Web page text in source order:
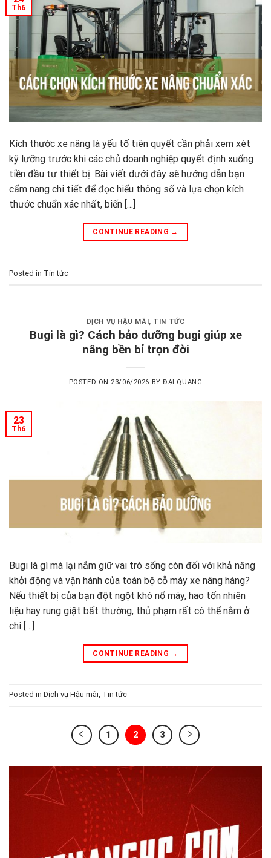
Th6
Kích thước xe nâng là yếu tố tiên quyết cần phải xem xét
kỹ lưỡng trước khi các chủ doanh nghiệp quyết định xuống
tiền đầu tư thiết bị. Bài viết dưới đây sẽ hướng dẫn bạn
cẩm nang chi tiết để đọc hiểu thông số và lựa chọn kích
thước chuẩn xác nhất, biến […]
CONTINUE READING →
Posted in Tin tức
DỊCH VỤ HẬU MÃI TIN TỨC
Bugi là gì? Cách bảo dưỡng bugi giúp xe
nâng bền bỉ trọn đời
POSTED ON 23/06/2026 BYĐẠI QUANG
23
Th6
Bugi là gì mà lại nắm giữ vai trò sống còn đối với khả năng
khởi động và vận hành của toàn bộ cỗ máy xe nâng hàng?
Nếu thiết bị của bạn đột ngột khó nổ máy, hao tốn nhiên
liệu hay rung giật bất thường, thủ phạm rất có thể nằm ở
chi […]
CONTINUE READING →
Posted in Dịch vụ Hậu mãi Tin tức
1 2 3